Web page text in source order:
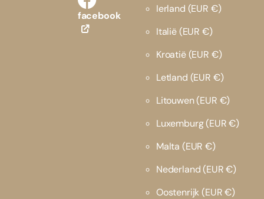
facebook
Ierland (EUR €)
Italië(EUR €)
Kroatië(EUR €)
Letland (EUR €)
Litouwen(EUR €)
Luxemburg(EUR €)
Malta (EUR €)
Nederland(EUR €)
Oostenrijk(EUR €)